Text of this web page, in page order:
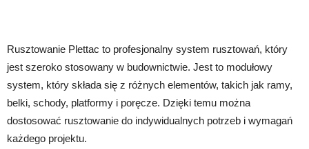
Rusztowanie Plettac to profesjonalny system rusztowań, który
jest szeroko stosowany w budownictwie. Jest to modułowy
system, który składa się z różnych elementów, takich jak ramy,
belki, schody, platformy i poręcze. Dzięki temu można
dostosować rusztowanie do indywidualnych potrzeb i wymagań
każdego projektu.